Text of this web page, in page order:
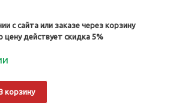
с сайта или заказе через корзину
цену действует скидка 5%
корзину